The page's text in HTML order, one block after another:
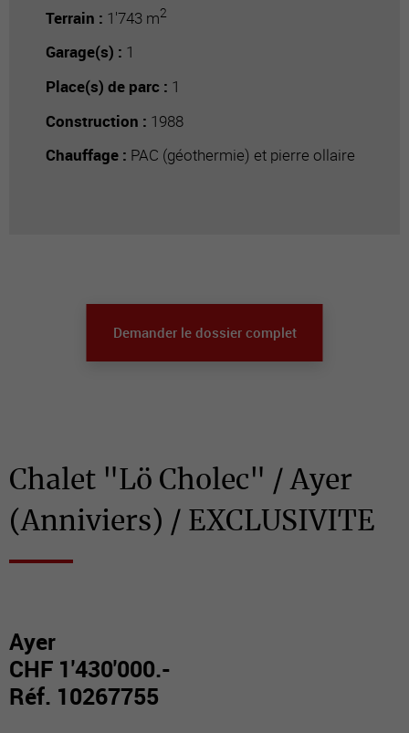
Terrain : 1'743 m2
Garage(s) : 1
Place(s) de parc : 1
Construction : 1988
Chauffage : PAC (géothermie) et pierre ollaire
Chalet "Lö Cholec" / Ayer
(Anniviers) / EXCLUSIVITE
Ayer
CHF 1'430'000.-
Réf. 10267755
Demander le dossier complet